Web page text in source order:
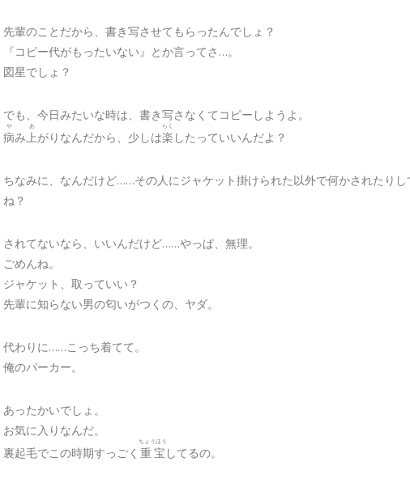
先輩のことだから、書き写させてもらったんでしょ？
『コピー代がもったいない』とか言ってさ…。
図星でしょ？
でも、今日みたいな時は、書き写さなくてコピーしようよ。
病
や
み上
あ
がりなんだから、少しは楽
らく
したっていいんだよ？
ちなみに、なんだけど……その人にジャケット掛けられた以外で何かされたりし
ね？
されてないなら、いいんだけど……やっぱ、無理。
ごめんね。
ジャケット、取っていい？
先輩に知らない男の匂いがつくの、ヤダ。
代わりに……こっち着てて。
俺のパーカー。
あったかいでしょ。
お気に入りなんだ。
裏起毛でこの時期すっごく 重宝
ちょうほう
してるの。